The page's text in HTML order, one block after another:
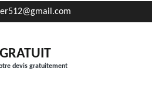
devis gratuitement